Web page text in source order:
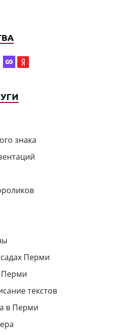
знака
Перми
Перми
текстов
в Перми